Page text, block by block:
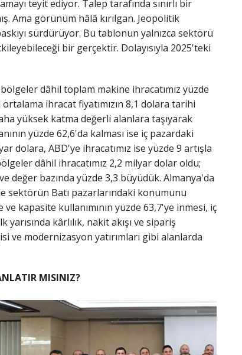
teyit ediyor. Talep tarafında sınırlı bir
Ama görünüm hâlâ kırılgan. Jeopolitik
sürdürüyor. Bu tablonun yalnızca sektörü
bir gerçektir. Dolayısıyla 2025'teki
dâhil toplam makine ihracatımız yüzde
ortalama ihracat fiyatımızın 8,1 dolara tarihi
yüksek katma değerli alanlara taşıyarak
yüzde 62,6'da kalması ise iç pazardaki
dolara, ABD'ye ihracatımız ise yüzde 9 artışla
dâhil ihracatımız 2,2 milyar dolar oldu;
değer bazında yüzde 3,3 büyüdük. Almanya'da
sektörün Batı pazarlarındaki konumunu
kapasite kullanımının yüzde 63,7'ye inmesi, iç
kârlılık, nakit akışı ve sipariş
ve modernizasyon yatırımları gibi alanlarda
MISINIZ?